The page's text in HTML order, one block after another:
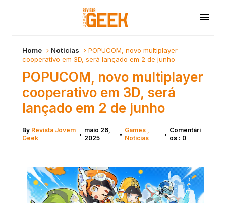
Home Noticias
POPUCOM, novo multiplayer
cooperativo em 3D, será lançado em 2 de junho
POPUCOM, novo multiplayer
cooperativo em 3D, será
lançado em 2 de junho
By Revista Jovem
Geek
• maio 26,
2025
• Games
Noticias
• Comentári
os : 0